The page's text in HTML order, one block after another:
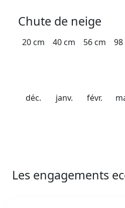
Chute de neige
20 cm
déc.
40 cm
janv.
56 cm
févr.
98
Les engagements